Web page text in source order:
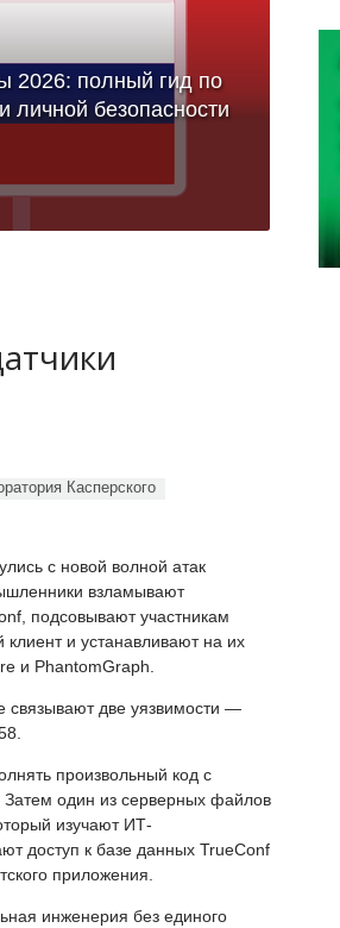
2026: полный гид по
личной безопасности
Касперского
с новой волной атак
взламывают
подсовывают участникам
и устанавливают на их
и PhantomGraph.
связывают две уязвимости —
произвольный код с
один из серверных файлов
изучают ИТ-
доступ к базе данных TrueConf
приложения.
инженерия без единого